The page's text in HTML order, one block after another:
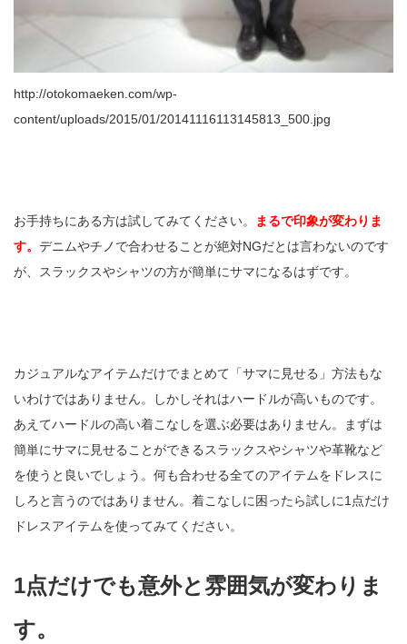
http://otokomaeken.com/wp-
content/uploads/2015/01/20141116113145813_500.jpg
お手持ちにある方は試してみてください。
まるで印象が変わりま
す。 デニムやチノで合わせることが絶対NGだとは言わないのです
が、スラックスやシャツの方が簡単にサマになるはずです。
カジュアルなアイテムだけでまとめて「サマに見せる」方法もな
いわけではありません。しかしそれはハードルが高いものです。
あえてハードルの高い着こなしを選ぶ必要はありません。まずは
簡単にサマに見せることができるスラックスやシャツや革靴など
を使うと良いでしょう。何も合わせる全てのアイテムをドレスに
しろと言うのではありません。着こなしに困ったら試しに1点だけ
ドレスアイテムを使ってみてください。
1点だけでも意外と雰囲気が変わりま
す。